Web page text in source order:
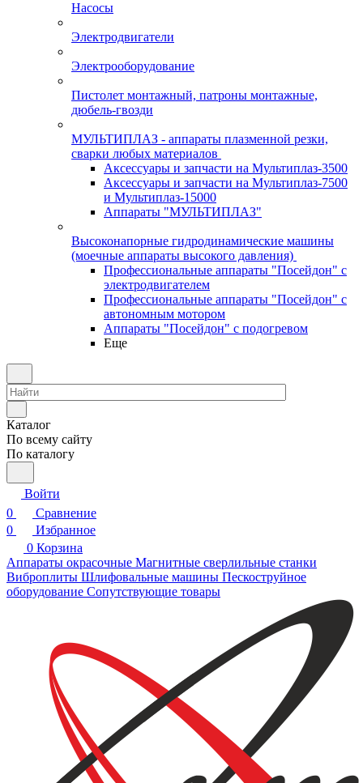
Насосы
Электродвигатели
Электрооборудование
Пистолет монтажный, патроны монтажные,
дюбель-гвозди
МУЛЬТИПЛАЗ - аппараты плазменной резки,
сварки любых материалов
Аксессуары и запчасти на Мультиплаз-3500
Аксессуары и запчасти на Мультиплаз-7500
и Мультиплаз-15000
Аппараты "МУЛЬТИПЛАЗ"
Высоконапорные гидродинамические машины
(моечные аппараты высокого давления)
Профессиональные аппараты "Посейдон" с
электродвигателем
Профессиональные аппараты "Посейдон" с
автономным мотором
Аппараты "Посейдон" с подогревом
Еще
Каталог
По всему сайту
По каталогу
Войти
0
Сравнение
0
Избранное
0 Корзина
Аппараты окрасочные Магнитные сверлильные станки
Виброплиты Шлифовальные машины Пескоструйное
оборудование Сопутствующие товары